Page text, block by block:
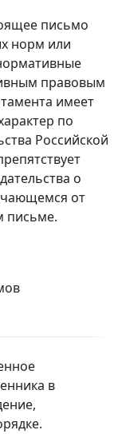
письмо
норм или
правовым
имеет
по
Российской
о
от
письме.
в